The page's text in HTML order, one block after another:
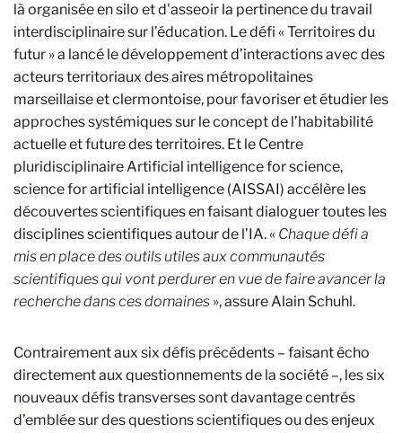
là organisée en silo et d'asseoir la pertinence du travail
interdisciplinaire sur l’éducation. Le défi « Territoires du
futur » a lancé le développement d’interactions avec des
acteurs territoriaux des aires métropolitaines
marseillaise et clermontoise, pour favoriser et étudier les
approches systémiques sur le concept de l’habitabilité
actuelle et future des territoires. Et le Centre
pluridisciplinaire Artificial intelligence for science,
science for artificial intelligence (AISSAI) accélère les
découvertes scientifiques en faisant dialoguer toutes les
disciplines scientifiques autour de l’IA. « Chaque défi a
mis en place des outils utiles aux communautés
scientifiques qui vont perdurer en vue de faire avancer la
recherche dans ces domaines », assure Alain Schuhl.
Contrairement aux six défis précédents – faisant écho
directement aux questionnements de la société –, les six
nouveaux défis transverses sont davantage centrés
d’emblée sur des questions scientifiques ou des enjeux